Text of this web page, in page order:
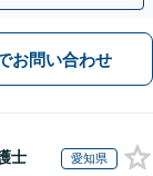
お問い合わせ
士 愛知県